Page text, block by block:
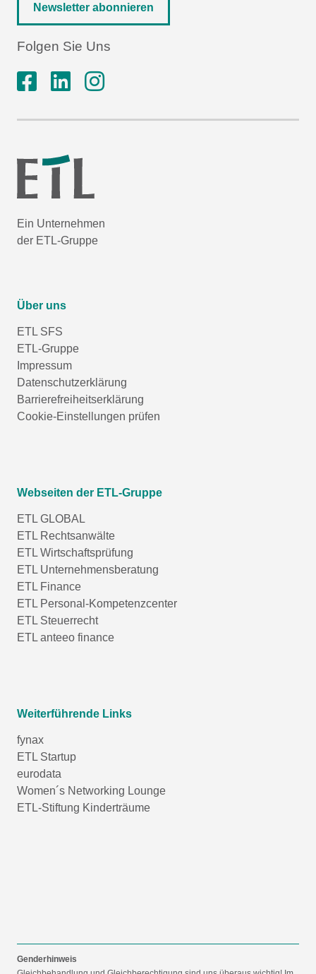
Newsletter abonnieren
Folgen Sie Uns
Ein Unternehmen
der ETL-Gruppe
Über uns
ETL SFS
ETL-Gruppe
Impressum
Datenschutzerklärung
Barrierefreiheitserklärung
Cookie-Einstellungen prüfen
Webseiten der ETL-Gruppe
ETL GLOBAL
ETL Rechtsanwälte
ETL Wirtschaftsprüfung
ETL Unternehmensberatung
ETL Finance
ETL Personal-Kompetenzcenter
ETL Steuerrecht
ETL anteeo finance
Weiterführende Links
fynax
ETL Startup
eurodata
Women´s Networking Lounge
ETL-Stiftung Kinderträume
Genderhinweis